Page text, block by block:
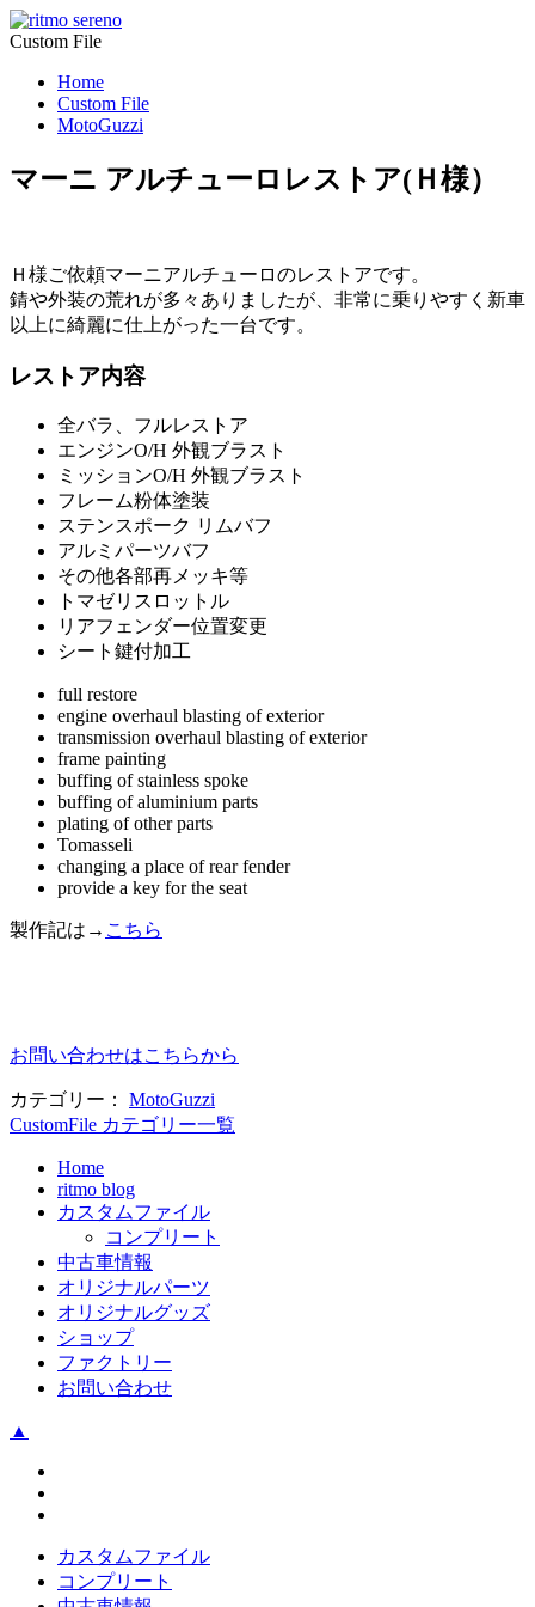
Custom File
Home
Custom File
MotoGuzzi
マーニ アルチューロレストア(Ｈ様）
Ｈ様ご依頼マーニアルチューロのレストアです。
錆や外装の荒れが多々ありましたが、非常に乗りやすく新車
以上に綺麗に仕上がった一台です。
レストア内容
全バラ、フルレストア
エンジンO/H 外観ブラスト
ミッションO/H 外観ブラスト
フレーム粉体塗装
ステンスポーク リムバフ
アルミパーツバフ
その他各部再メッキ等
トマゼリスロットル
リアフェンダー位置変更
シート鍵付加工
full restore
engine overhaul blasting of exterior
transmission overhaul blasting of exterior
frame painting
buffing of stainless spoke
buffing of aluminium parts
plating of other parts
Tomasseli
changing a place of rear fender
provide a key for the seat
製作記は→ こちら
お問い合わせはこちらから
カテゴリー： MotoGuzzi
CustomFile カテゴリー一覧
Home
ritmo blog
カスタムファイル
コンプリート
中古車情報
オリジナルパーツ
オリジナルグッズ
ショップ
ファクトリー
お問い合わせ
▲
カスタムファイル
コンプリート